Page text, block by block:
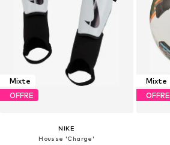
Mixte
OFFRE
NIKE
Housse 'Charge'
Mixte
OFFRE